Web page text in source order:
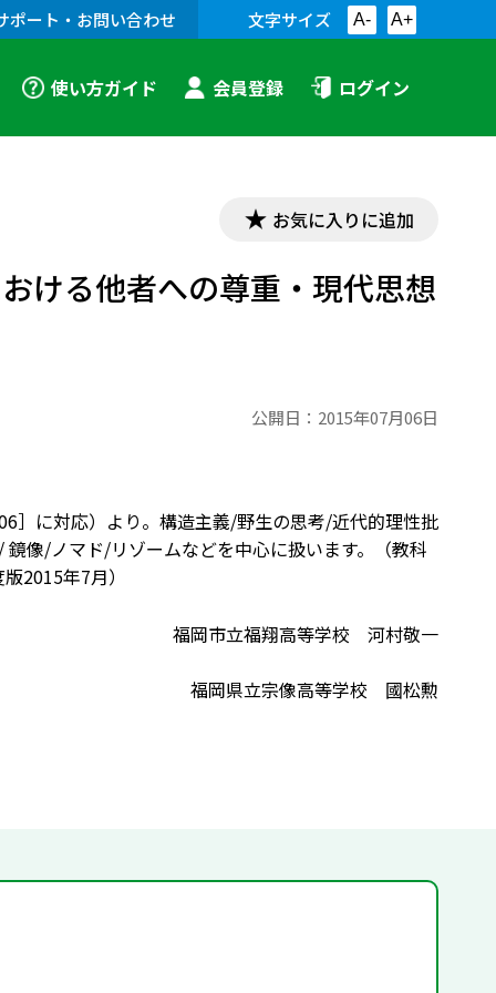
ポート・お問い合わせ 文字サイズ A- A+
使い方ガイド 会員登録 ログイン
お気に入りに追加
ける他者への尊重・現代思想
公開日： 2015年07月06日
］に対応）より。構造主義/野生の思考/近代的理性批
像/ノマド/リゾームなどを中心に扱います。（教科
2015年7月）
福岡市立福翔高等学校 河村敬一
福岡県立宗像高等学校 國松勲